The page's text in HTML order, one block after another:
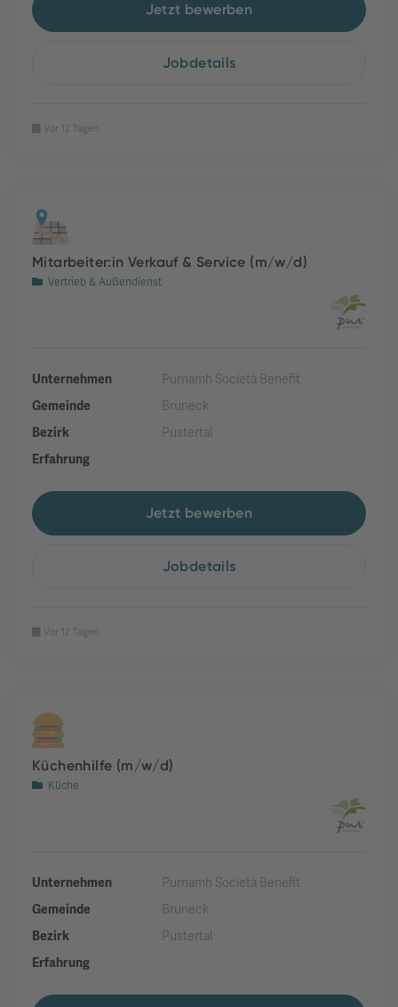
Jetzt bewerben
Jobdetails
Vor 12 Tagen
Mitarbeiter:in Verkauf & Service (m/w/d)
Vertrieb & Außendienst
Unternehmen
Purnamh Società Benefit
Gemeinde
Bruneck
Bezirk
Pustertal
Erfahrung
Jetzt bewerben
Jobdetails
Vor 12 Tagen
Küchenhilfe (m/w/d)
Küche
Unternehmen
Purnamh Società Benefit
Gemeinde
Bruneck
Bezirk
Pustertal
Erfahrung